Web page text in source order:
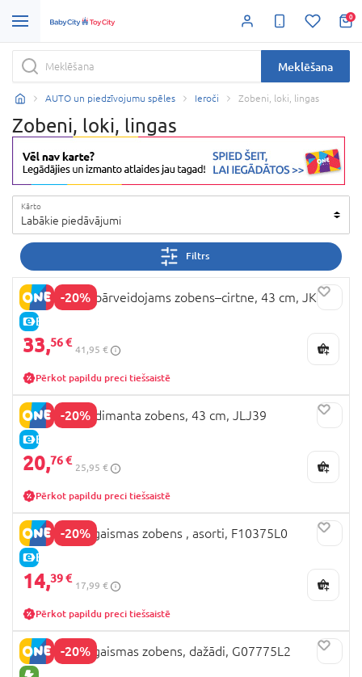
0
Meklēšana
AUTO un piedzīvojumu spēles Ieroči Zobeni, loki, lingas
Zobeni, loki, lingas
Kārto
Labākie piedāvājumi
Filtrs
-20%
E-CENA
MINECRAFT pārveidojams zobens–cirtne, 43 cm, JKC15
33,56 €
41,95 €
Pērkot papildu preci tiešsaistē
-20%
E-CENA
MINECRAFT dimanta zobens, 43 cm, JLJ39
20,76 €
25,95 €
Pērkot papildu preci tiešsaistē
-20%
E-CENA
STAR WARS gaismas zobens , asorti, F10375L0
14,39 €
17,99 €
Pērkot papildu preci tiešsaistē
-20%
STAR WARS gaismas zobens, dažādi, G07775L2